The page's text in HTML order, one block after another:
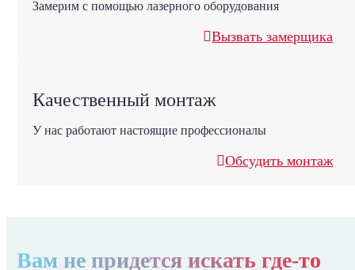
Замерим с помощью лазерного оборудования
Вызвать замерщика
Качественный монтаж
У нас работают настоящие профессионалы
Обсудить монтаж
Вам не придется искать где-то